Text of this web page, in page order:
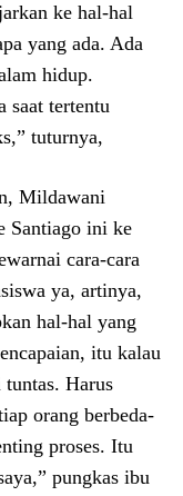
ke hal-hal
yang ada. Ada
hidup.
saat tertentu
tuturnya,
Mildawani
Santiago ini ke
cara-cara
ya, artinya,
hal-hal yang
itu kalau
tuntas. Harus
orang berbeda-
proses. Itu
pungkas ibu